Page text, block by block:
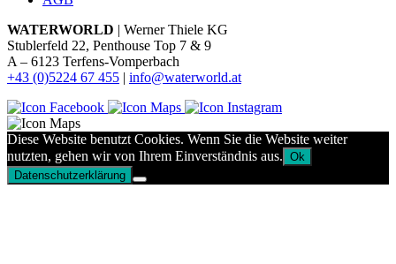
WATERWORLD | Werner Thiele KG
Stublerfeld 22, Penthouse Top 7 & 9
A – 6123 Terfens-Vomperbach
+43 (0)5224 67 455 | info@waterworld.at
Diese Website benutzt Cookies. Wenn Sie die Website weiter
nutzten, gehen wir von Ihrem Einverständnis aus. Ok
Datenschutzerklärung